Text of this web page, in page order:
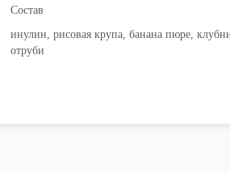
Состав
инулин, рисовая крупа, банана пюре,
отруби